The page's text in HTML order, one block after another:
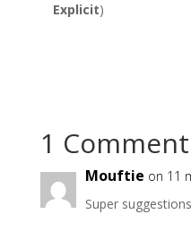
Explicit)
1 Comment
Mouftie on 11
Super